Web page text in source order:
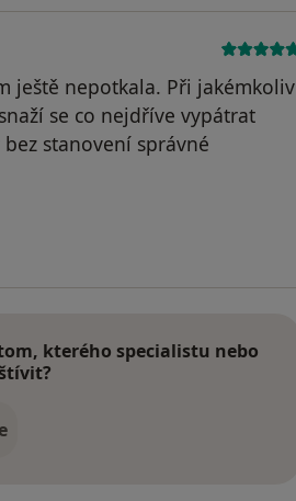
ještě nepotkala. Při jakémkoliv
se co nejdříve vypátrat
stanovení správné
kterého specialistu nebo